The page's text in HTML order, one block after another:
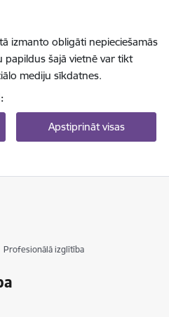
izmanto obligāti nepieciešamās
papildus šajā vietnē var tikt
mediju sīkdatnes.
Apstiprināt visas
Profesionālā izglītība